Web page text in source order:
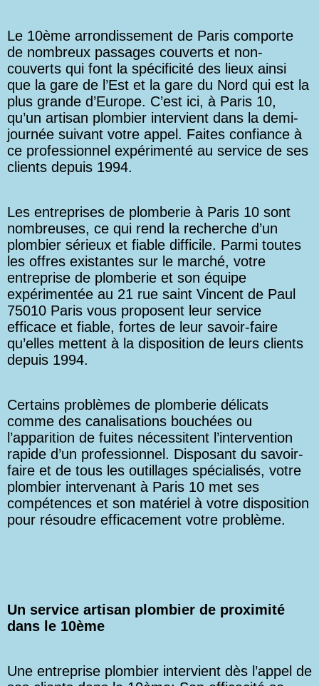
Le 10ème arrondissement de Paris comporte
de nombreux passages couverts et non-
couverts qui font la spécificité des lieux ainsi
que la gare de l’Est et la gare du Nord qui est la
plus grande d’Europe. C’est ici, à Paris 10,
qu’un artisan plombier intervient dans la demi-
journée suivant votre appel. Faites confiance à
ce professionnel expérimenté au service de ses
clients depuis 1994.
Les entreprises de plomberie à Paris 10 sont
nombreuses, ce qui rend la recherche d’un
plombier sérieux et fiable difficile. Parmi toutes
les offres existantes sur le marché, votre
entreprise de plomberie et son équipe
expérimentée au 21 rue saint Vincent de Paul
75010 Paris vous proposent leur service
efficace et fiable, fortes de leur savoir-faire
qu’elles mettent à la disposition de leurs clients
depuis 1994.
Certains problèmes de plomberie délicats
comme des canalisations bouchées ou
l’apparition de fuites nécessitent l’intervention
rapide d’un professionnel. Disposant du savoir-
faire et de tous les outillages spécialisés, votre
plombier intervenant à Paris 10 met ses
compétences et son matériel à votre disposition
pour résoudre efficacement votre problème.
Un service artisan plombier de proximité
dans le 10ème
Une entreprise plombier intervient dès l’appel de